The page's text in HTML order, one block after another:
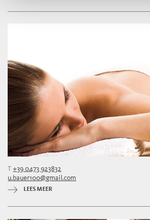
T+39 0473 923832
u.bauer100@gmail.com
LEES MEER